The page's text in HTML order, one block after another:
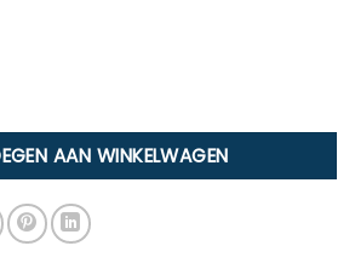
Schijnwerper LED 13.5 W Wit
AAN WINKELWAGEN